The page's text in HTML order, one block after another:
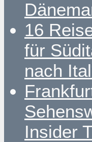
16
für
nach
Insider